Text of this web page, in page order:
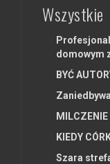
Wszystkie
domowym
BYĆ
MILCZENIE
KIEDY
Szara